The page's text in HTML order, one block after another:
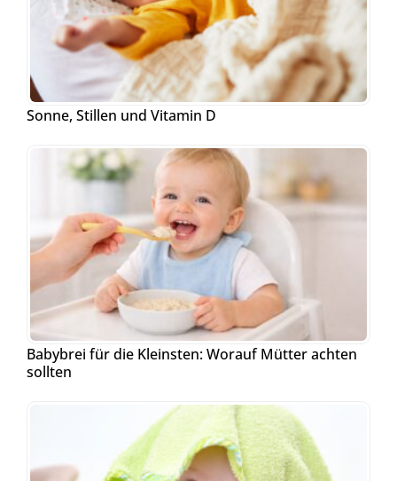
Sonne, Stillen und Vitamin D
Babybrei für die Kleinsten: Worauf Mütter achten
sollten